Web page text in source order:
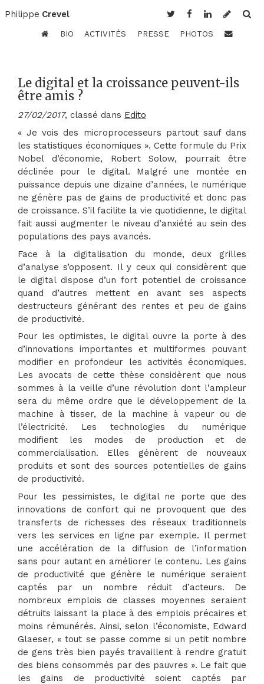
Philippe Crevel
BIO ACTIVITÉS PRESSE PHOTOS
Le digital et la croissance peuvent-ils
être amis ?
27/02/2017, classé dans Edito
« Je vois des microprocesseurs partout sauf dans
les statistiques économiques ». Cette formule du Prix
Nobel d’économie, Robert Solow, pourrait être
déclinée pour le digital. Malgré une montée en
puissance depuis une dizaine d’années, le numérique
ne génère pas de gains de productivité et donc pas
de croissance. S’il facilite la vie quotidienne, le digital
fait aussi augmenter le niveau d’anxiété au sein des
populations des pays avancés.
Face à la digitalisation du monde, deux grilles
d’analyse s’opposent. Il y ceux qui considèrent que
le digital dispose d’un fort potentiel de croissance
quand d’autres mettent en avant ses aspects
destructeurs générant des rentes et peu de gains
de productivité.
Pour les optimistes, le digital ouvre la porte à des
d’innovations importantes et multiformes pouvant
modifier en profondeur les activités économiques.
Les avocats de cette thèse considèrent que nous
sommes à la veille d’une révolution dont l’ampleur
sera du même ordre que le développement de la
machine à tisser, de la machine à vapeur ou de
l’électricité. Les technologies du numérique
modifient les modes de production et de
commercialisation. Elles génèrent de nouveaux
produits et sont des sources potentielles de gains
de productivité.
Pour les pessimistes, le digital ne porte que des
innovations de confort qui ne provoquent que des
transferts de richesses des réseaux traditionnels
vers les services en ligne par exemple. Il permet
une accélération de la diffusion de l’information
sans pour autant en améliorer le contenu. Les gains
de productivité que génère le numérique seraient
captés par un nombre réduit d’acteurs. De
nombreux emplois de classes moyennes seraient
détruits laissant la place à des emplois précaires et
moins rémunérés. Ainsi, selon l’économiste, Edward
Glaeser, « tout se passe comme si un petit nombre
de gens très bien payés travaillent à rendre gratuit
des biens consommés par des pauvres ». Le fait que
les gains de productivité soient captés par